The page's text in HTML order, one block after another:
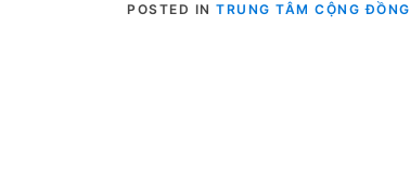
POSTED IN TRUNG TÂM CỘNG ĐỒNG